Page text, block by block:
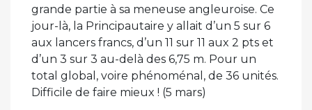
grande partie à sa meneuse angleuroise. Ce
jour-là, la Principautaire y allait d’un 5 sur 6
aux lancers francs, d’un 11 sur 11 aux 2 pts et
d’un 3 sur 3 au-delà des 6,75 m. Pour un
total global, voire phénoménal, de 36 unités.
Difficile de faire mieux ! (5 mars)